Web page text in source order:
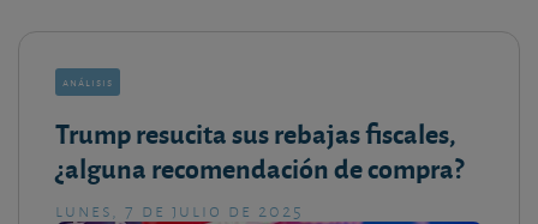
análisis
Trump resucita sus rebajas fiscales,
¿alguna recomendación de compra?
lunes, 7 de julio de 2025